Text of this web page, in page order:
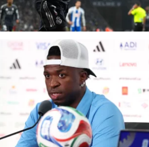
et le Real Madrid, un long
parcourir
attendues de plusieurs cadres
Olise, le dossier Vinicius Jr pourrait
du mercato madrilène.